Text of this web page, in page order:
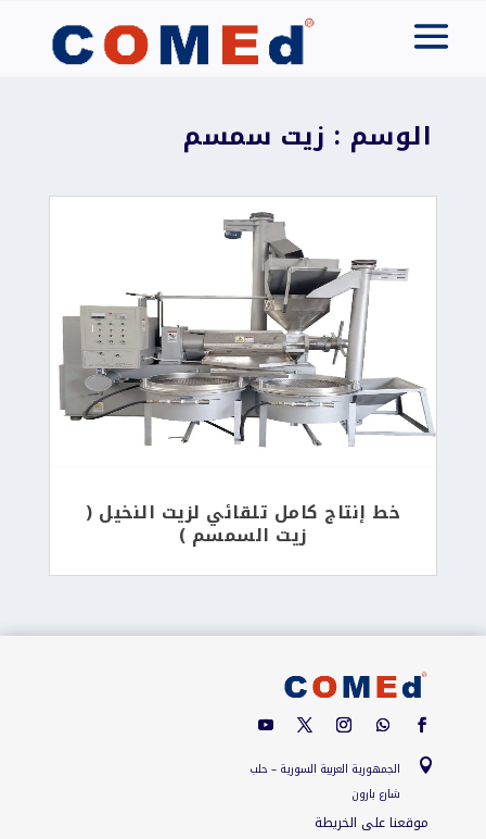
الوسم : زيت سمسم
خط إنتاج كامل تلقائي لزيت النخيل (
زيت السمسم )

الجمهورية العربية السورية – حلب
شارع بارون
موقعنا على الخريطة